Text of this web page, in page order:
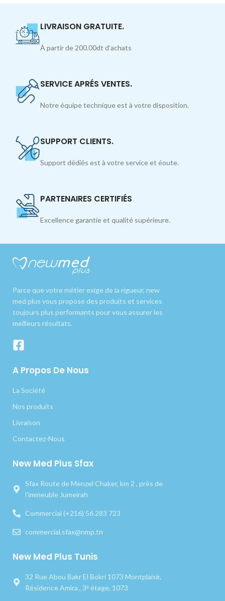
LIVRAISON GRATUITE.
À partir de 200.00dt d'achats
SERVICE APRÉS VENTES.
Notre équipe technique est à votre disposition.
SUPPORT CLIENTS.
Support dédiés est à votre service et éoute.
PARTENAIRES CERTIFIÉS
Excellence garantie et qualité supérieure.
Parce que votre métier exige de la rigueur, new
med plus vous propose des produits et services
toujours plus performants pour vous assurer les
meilleurs résultats.
A Propos De Nous
La Société
Nos produits
Livraison
Contactez-Nous
New Med Plus Sfax
Sfax Route de Menzel Chaker, km 2 , près de
l’immeuble Jumeirah
Commercial (+216) 56 283 723
commercial.sfax@nmp.tn
New Med Plus Tunis
32 Rue Abou Bakr El Bokri 1073 Montplaisir,
Résidence Amira , 3ᵉ étage, 1073